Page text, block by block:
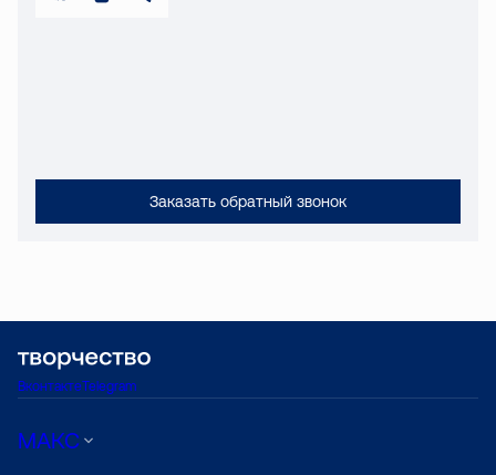
Заказать обратный звонок
ВконтактеTelegram
МАКС